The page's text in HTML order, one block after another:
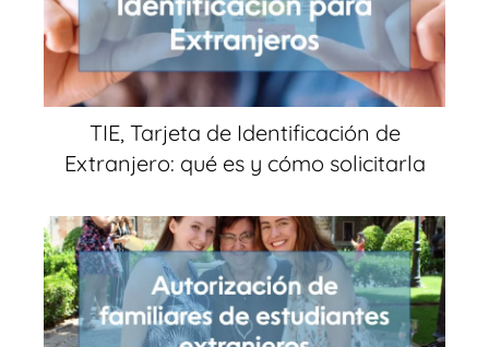
TIE, Tarjeta de Identificación de
Extranjero: qué es y cómo solicitarla